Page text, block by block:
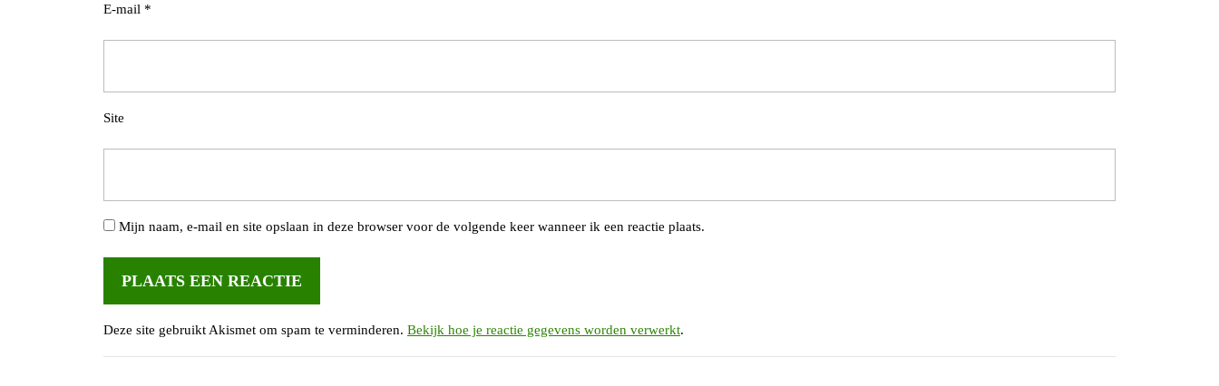
E-mail *
Site
Mijn naam, e-mail en site opslaan in deze browser voor de volgende keer wanneer ik een reactie plaats.
Deze site gebruikt Akismet om spam te verminderen. Bekijk hoe je reactie gegevens worden verwerkt.